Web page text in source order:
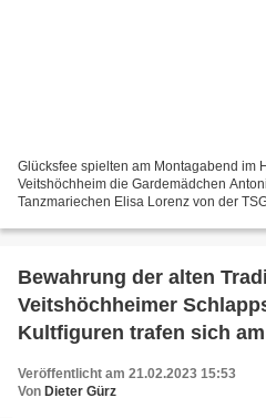
Glücksfee spielten am Montagabend im
Veitshöchheim die Gardemädchen
Tanzmariechen Elisa Lorenz von der
Bewahrung der alten
Veitshöchheimer
Kultfiguren trafen sich
von Landrat und FVF-
Veröffentlicht am 21.02.2023 15:53
Von Dieter Gürz